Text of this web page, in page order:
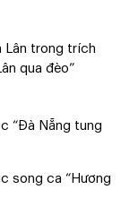
Lân trong trích
qua đèo”
“Đà Nẵng tung
song ca “Hương